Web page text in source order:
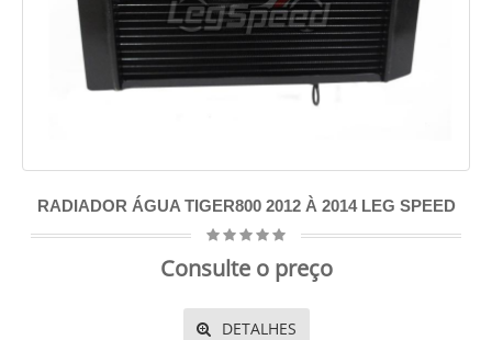
RADIADOR ÁGUA TIGER800 2012 À 2014 LEG SPEED
Consulte o preço
DETALHES